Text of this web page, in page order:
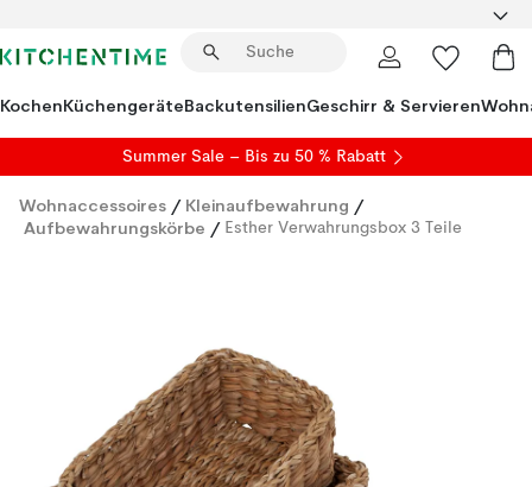
KochenKüchengeräteBackutensilienGeschirr & Servieren
Summer Sale – Bis zu 50 % Rabatt
Wohnaccessoires / Kleinaufbewahrung /
Aufbewahrungskörbe / Esther Verwahrungsbox 3 Teile